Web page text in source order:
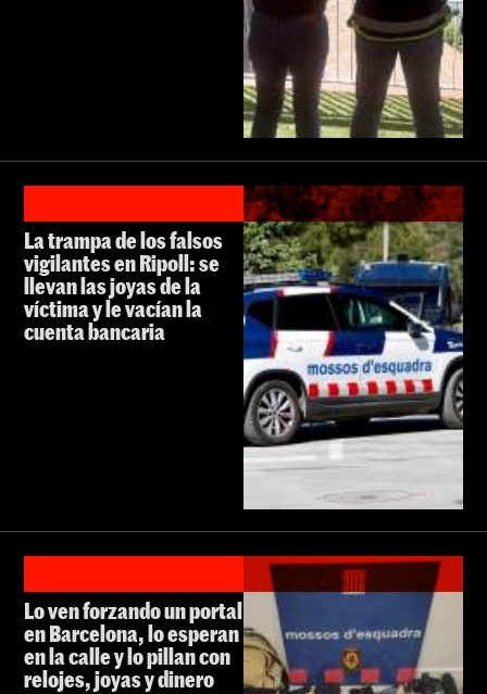
La trampa de los falsos
vigilantes en Ripoll: se
llevan las joyas de la
víctima y le vacían la
cuenta bancaria
Lo ven forzando un portal
en Barcelona, lo esperan
en la calle y lo pillan con
relojes, joyas y dinero